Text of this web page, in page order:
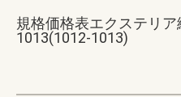
規格価格表エクステリ
1013(1012-1013)